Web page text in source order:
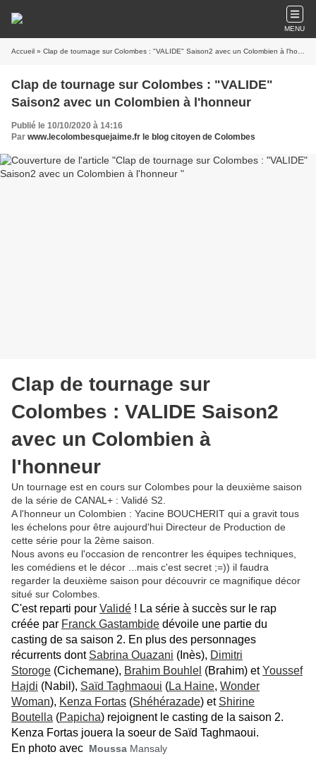
MENU
Accueil » Clap de tournage sur Colombes : "VALIDE" Saison2 avec un Colombien à l'honneur
Clap de tournage sur Colombes : "VALIDE"
Saison2 avec un Colombien à l'honneur
Publié le 10/10/2020 à 14:16
Par www.lecolombesquejaime.fr le blog citoyen de Colombes
Clap de tournage sur
Colombes : VALIDE Saison2
avec un Colombien à
l'honneur
Un tournage est en cours sur Colombes pour la deuxième saison
de la série de CANAL+ : Validé S2.
A l'honneur un Colombien : Yacine BOUCHERIT qui a gravit tous
les échelons pour être aujourd'hui Directeur de Production de
cette série pour la 2ème saison.
Nous avons eu l'occasion de rencontrer les équipes techniques,
les comédiens et le décor ...mais c'est secret ;=)) il faudra
regarder la deuxième saison pour découvrir ce magnifique décor
situé sur Colombes.
C'est reparti pour Validé ! La série à succès sur le rap
créée par Franck Gastambide dévoile une partie du
casting de sa saison 2. En plus des personnages
récurrents dont Sabrina Ouazani (Inès), Dimitri
Storoge (Cichemane), Brahim Bouhlel (Brahim) et Youssef
Hajdi (Nabil), Saïd Taghmaoui (La Haine, Wonder
Woman), Kenza Fortas (Shéhérazade) et Shirine
Boutella (Papicha) rejoignent le casting de la saison 2.
Kenza Fortas jouera la soeur de Saïd Taghmaoui.
En photo avec Moussa Mansaly